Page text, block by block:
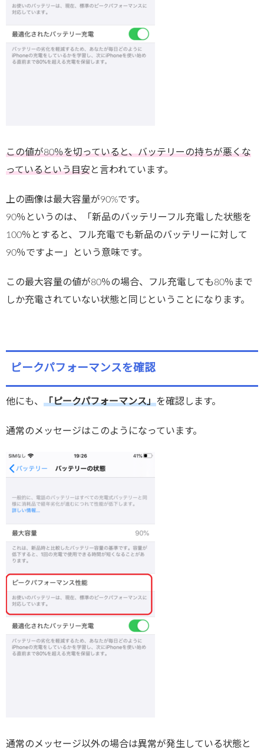
この値が80％を切っていると、バッテリーの持ちが悪くな
っているという目安と言われています。
上の画像は最大容量が90%です。
90％というのは、「新品のバッテリーフル充電した状態を
100％とすると、フル充電でも新品のバッテリーに対して
90％ですよー」という意味です。
この最大容量の値が80％の場合、フル充電しても80％まで
しか充電されていない状態と同じということになります。
ピークパフォーマンスを確認
他にも、 「ピークパフォーマンス」を確認します。
通常のメッセージはこのようになっています。
通常のメッセージ以外の場合は異常が発生している状態と